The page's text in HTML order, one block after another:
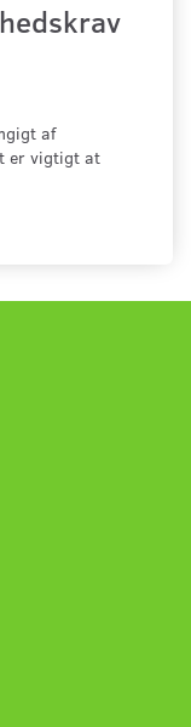
af
er vigtigt at